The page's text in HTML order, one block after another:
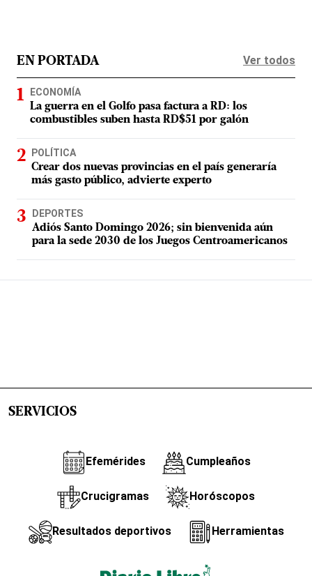
EN PORTADA Ver todos
ECONOMÍA
La guerra en el Golfo pasa factura a RD: los
combustibles suben hasta RD$51 por galón
POLÍTICA
Crear dos nuevas provincias en el país generaría
más gasto público, advierte experto
DEPORTES
Adiós Santo Domingo 2026; sin bienvenida aún
para la sede 2030 de los Juegos Centroamericanos
SERVICIOS
Efemérides Cumpleaños
Crucigramas Horóscopos
Resultados deportivos Herramientas